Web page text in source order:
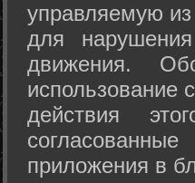
управляемую
для
движения.
использование
действия
приложения в